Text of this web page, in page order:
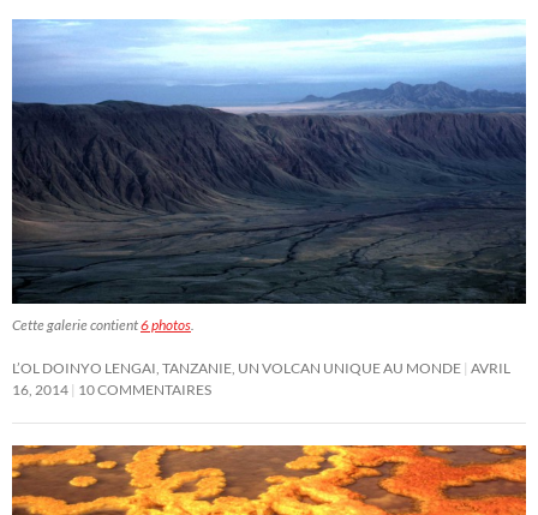
Cette galerie contient6 photos.
L’OL DOINYO LENGAI, TANZANIE, UN VOLCAN UNIQUE AU MONDE AVRIL
16, 2014 10 COMMENTAIRES